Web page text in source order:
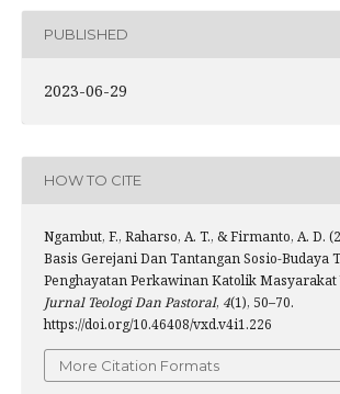
PUBLISHED
2023-06-29
HOW TO CITE
Ngambut, F., Raharso, A. T., & Firmanto, A. D.
Basis Gerejani Dan Tantangan Sosio-Budaya
Penghayatan Perkawinan Katolik Masyarakat
Jurnal Teologi Dan Pastoral, 4(1), 50–70.
https://doi.org/10.46408/vxd.v4i1.226
More Citation Formats